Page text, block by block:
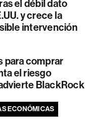
el débil dato
y crece la
intervención
para comprar
el riesgo
BlackRock
ECONÓMICAS